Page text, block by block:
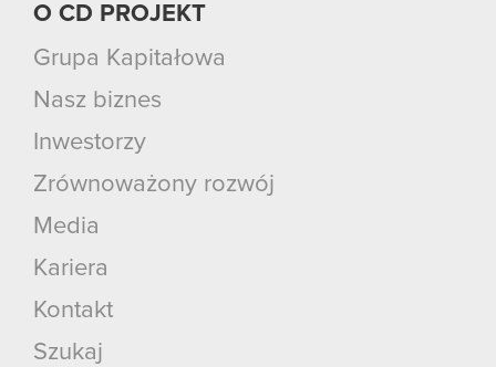
O CD PROJEKT
Grupa Kapitałowa
Nasz biznes
Inwestorzy
Zrównoważony rozwój
Media
Kariera
Kontakt
Szukaj